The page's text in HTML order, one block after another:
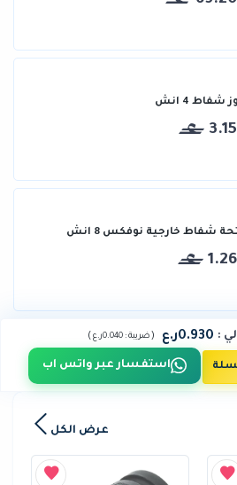
شفاط 4 انش
شفاط خارجية نوفكس 8 انش
: 0.930ر.ع (ضريبة :0.040ر.ع )
استفسار عبر واتس اب
عرض الكل